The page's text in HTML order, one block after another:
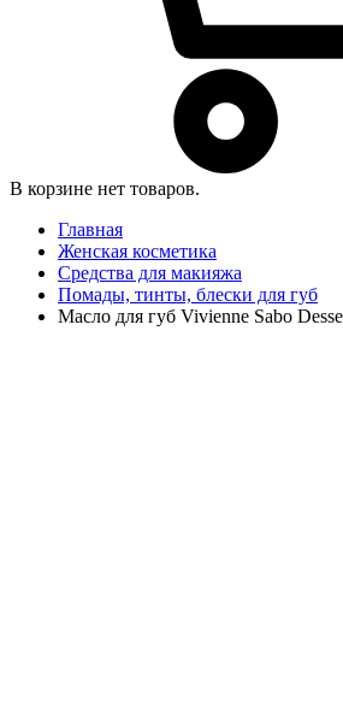
В корзине нет товаров.
Главная
Женская косметика
Средства для макияжа
Помады, тинты, блески для губ
Масло для губ Vivienne Sabo